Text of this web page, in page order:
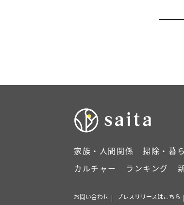
家族・人間関係 掃除・暮
カルチャー
ランキング
お問い合わせ プレスリリースはこちら